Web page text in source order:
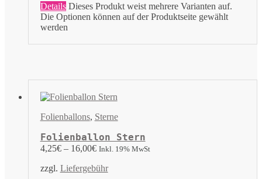
Details Dieses Produkt weist mehrere Varianten auf.
Die Optionen können auf der Produktseite gewählt
werden
Folienballons, Sterne
Folienballon Stern
4,25€– 16,00€ Inkl. 19% MwSt
zzgl. Liefergebühr